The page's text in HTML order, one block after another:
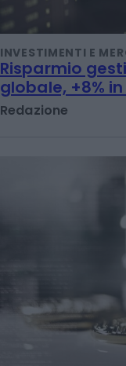
INVESTIMENTI E
Risparmio
globale, +8%
Redazione